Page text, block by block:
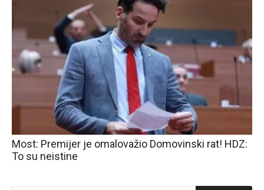
Most: Premijer je omalovažio Domovinski rat! HDZ:
To su neistine